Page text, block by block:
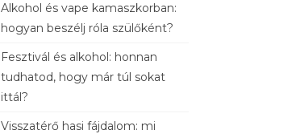
Alkohol és vape kamaszkorban:
hogyan beszélj róla szülőként?
Fesztivál és alkohol: honnan
tudhatod, hogy már túl sokat
ittál?
Visszatérő hasi fájdalom: mi